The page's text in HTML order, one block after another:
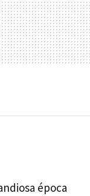
época